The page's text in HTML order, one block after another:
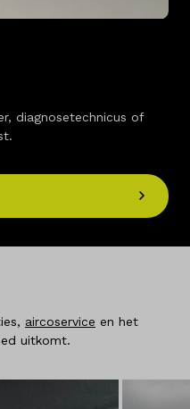
diagnosetechnicus of
aircoservice en het
uitkomt.